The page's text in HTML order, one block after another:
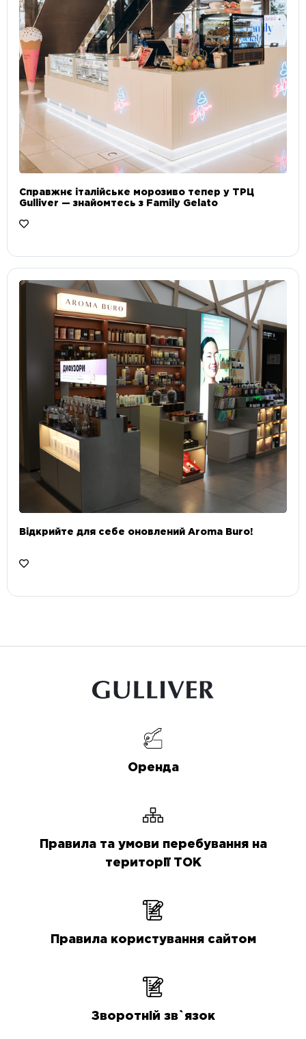
Справжнє італійське морозиво тепер у ТРЦ
Gulliver — знайомтесь з Family Gelato
Відкрийте для себе оновлений Aroma Buro! ⠀
Оренда
Правила та умови перебування на
території ТОК
Правила користування сайтом
Зворотній зв`язок